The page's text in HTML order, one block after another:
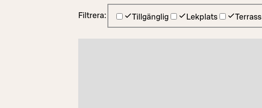
Filtrera: Tillgänglig Lekplats Terrass